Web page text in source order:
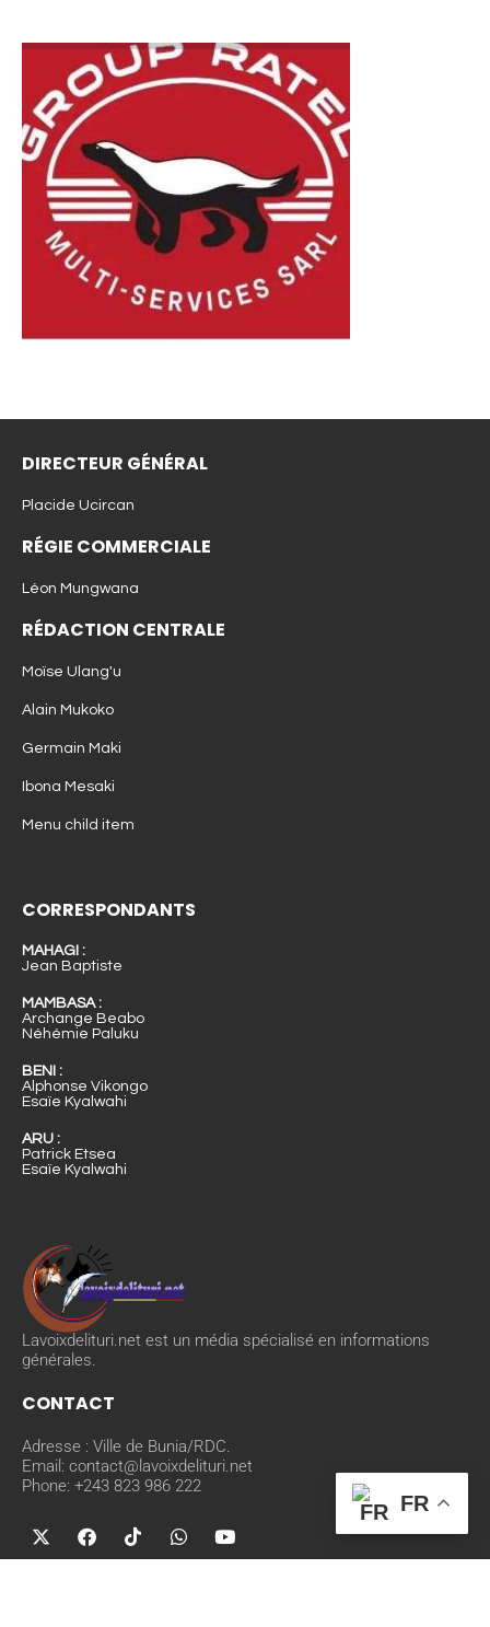
Lavoixdelituri.net est un média spécialisé en informations
générales.
CONTACT
Adresse : Ville de Bunia/RDC.
Email: contact@lavoixdelituri.net
Phone: +243 823 986 222
DIRECTEUR GÉNÉRAL
Placide Ucircan
RÉGIE COMMERCIALE
Léon Mungwana
RÉDACTION CENTRALE
Moïse Ulang'u
Alain Mukoko
Germain Maki
Ibona Mesaki
Menu child item
CORRESPONDANTS
MAHAGI :
Jean Baptiste
MAMBASA :
Archange Beabo
Néhémie Paluku
BENI :
Alphonse Vikongo
Esaïe Kyalwahi
ARU :
Patrick Etsea
Esaïe Kyalwahi
FR